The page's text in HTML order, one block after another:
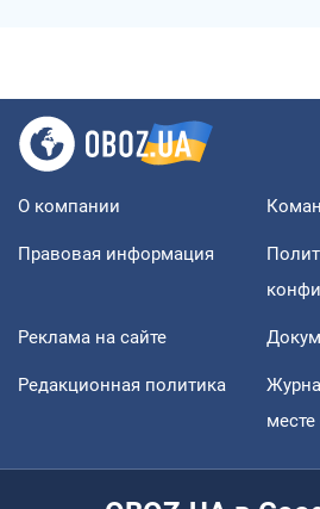
О компании
Правовая информация
Реклама на сайте
Редакционная политика